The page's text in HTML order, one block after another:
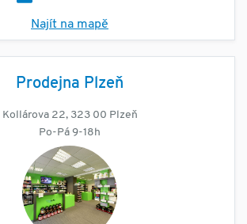
Najít na mapě
Prodejna Plzeň
Kollárova 22, 323 00 Plzeň
Po-Pá 9-18h